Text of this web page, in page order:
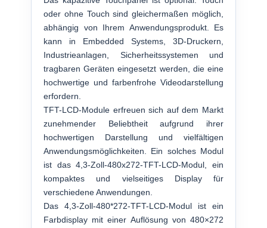
oder ohne Touch sind gleichermaßen möglich,
abhängig von Ihrem Anwendungsprodukt. Es
kann in Embedded Systems, 3D-Druckern,
Industrieanlagen, Sicherheitssystemen und
tragbaren Geräten eingesetzt werden, die eine
hochwertige und farbenfrohe Videodarstellung
erfordern.
TFT-LCD-Module erfreuen sich auf dem Markt
zunehmender Beliebtheit aufgrund ihrer
hochwertigen Darstellung und vielfältigen
Anwendungsmöglichkeiten. Ein solches Modul
ist das 4,3-Zoll-480x272-TFT-LCD-Modul, ein
kompaktes und vielseitiges Display für
verschiedene Anwendungen.
Das 4,3-Zoll-480*272-TFT-LCD-Modul ist ein
Farbdisplay mit einer Auflösung von 480×272